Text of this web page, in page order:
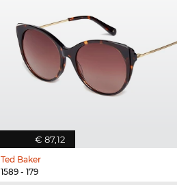
€ 87,12
Ted Baker
1589 - 179